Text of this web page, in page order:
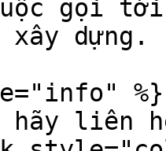
gọi
xây dựng.
%}
hãy liên